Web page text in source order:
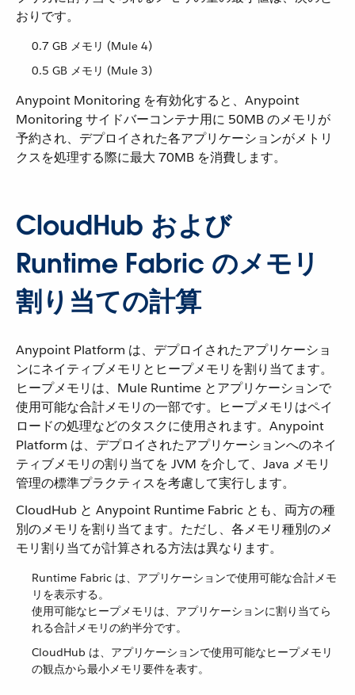
おりです。
0.7 GB メモリ (Mule 4)
0.5 GB メモリ (Mule 3)
Anypoint Monitoring を有効化すると、Anypoint
Monitoring サイドバーコンテナ用に 50MB のメモリが
予約され、デプロイされた各アプリケーションがメトリ
クスを処理する際に最大 70MB を消費します。
CloudHub および
Runtime Fabric のメモリ
割り当ての計算
Anypoint Platform は、デプロイされたアプリケーショ
ンにネイティブメモリとヒープメモリを割り当てます。
ヒープメモリは、Mule Runtime とアプリケーションで
使用可能な合計メモリの一部です。ヒープメモリはペイ
ロードの処理などのタスクに使用されます。Anypoint
Platform は、デプロイされたアプリケーションへのネイ
ティブメモリの割り当てを JVM を介して、Java メモリ
管理の標準プラクティスを考慮して実行します。
CloudHub と Anypoint Runtime Fabric とも、両方の種
別のメモリを割り当てます。ただし、各メモリ種別のメ
モリ割り当てが計算される方法は異なります。
Runtime Fabric は、アプリケーションで使用可能な合計メモ
リを表示する。
使用可能なヒープメモリは、アプリケーションに割り当てら
れる合計メモリの約半分です。
CloudHub は、アプリケーションで使用可能なヒープメモリ
の観点から最小メモリ要件を表す。